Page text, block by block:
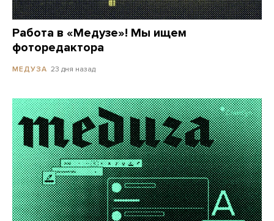
Работа в «Медузе»! Мы ищем
фоторедактора
МЕДУЗА 23 дня назад